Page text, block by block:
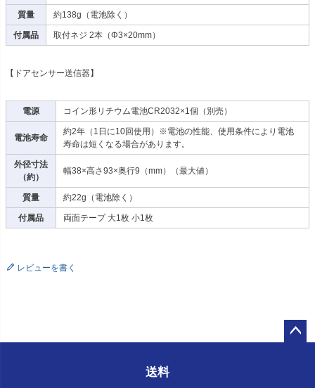
質量 約138g（電池除く）
付属品 取付ネジ 2本（Φ3×20mm）
【ドアセンサー送信器】
電源 コイン形リチウム電池CR2032×1個（別売）
電池寿命
約2年（1日に10回使用）※電池の性能、使用条件により電池
寿命は短くなる場合があります。
外径寸法
（約）
幅38×高さ93×奥行9（mm）（最大値）
質量 約22g（電池除く）
付属品 両面テープ 大1枚 小1枚
レビューを書く
送料